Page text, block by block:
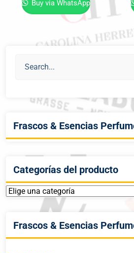
Buy via WhatsApp
Frascos & Esencias
Categorías del producto
Frascos & Esencias